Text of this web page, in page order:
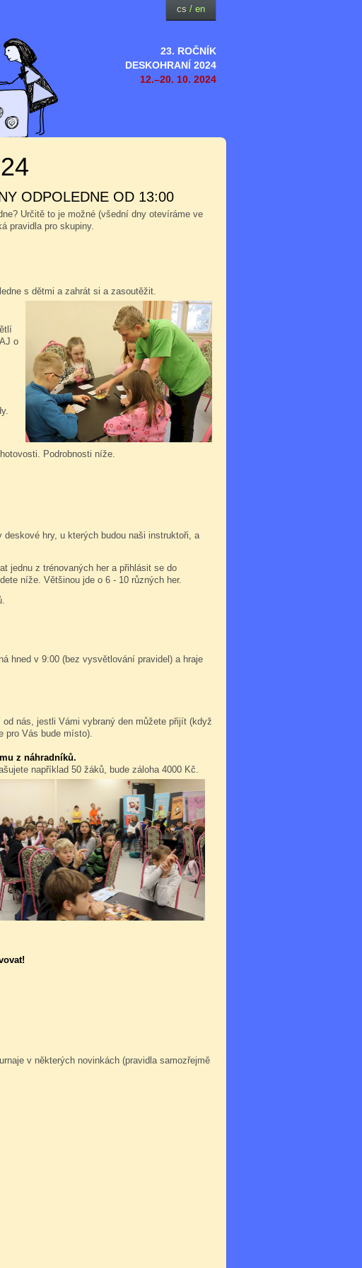
23. ROČNÍK
DESKOHRANÍ 2024
12.–20. 10. 2024
cs / en
ODPOLEDNE OD 13:00
Určitě to je možné (všední dny otevíráme ve
pravidla pro skupiny.
s dětmi a zahrát si a zasoutěžit.
o
Podrobnosti níže.
hry, u kterých budou naši instruktoři, a
jednu z trénovaných her a přihlásit se do
níže. Většinou jde o 6 - 10 různých her.
hned v 9:00 (bez vysvětlování pravidel) a hraje
nás, jestli Vámi vybraný den můžete přijít (když
pro Vás bude místo).
z náhradníků.
například 50 žáků, bude záloha 4000 Kč.
v některých novinkách (pravidla samozřejmě